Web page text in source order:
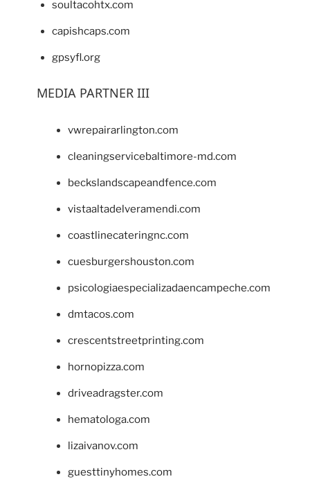
soultacohtx.com
capishcaps.com
gpsyfl.org
MEDIA PARTNER III
vwrepairarlington.com
cleaningservicebaltimore-md.com
beckslandscapeandfence.com
vistaaltadelveramendi.com
coastlinecateringnc.com
cuesburgershouston.com
psicologiaespecializadaencampeche.com
dmtacos.com
crescentstreetprinting.com
hornopizza.com
driveadragster.com
hematologa.com
lizaivanov.com
guesttinyhomes.com